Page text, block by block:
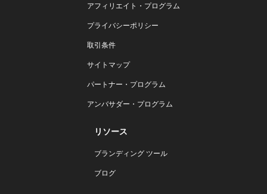
アフィリエイト・プログラム
プライバシーポリシー
取引条件
サイトマップ
パートナー・プログラム
アンバサダー・プログラム
リソース
ブランディング ツール
ブログ